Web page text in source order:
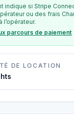
indique si Stripe
ou des frais
l’opérateur.
parcours de paiement
DE LOCATION